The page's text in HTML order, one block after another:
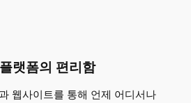
랫폼의 편리함
웹사이트를 통해 언제 어디서나